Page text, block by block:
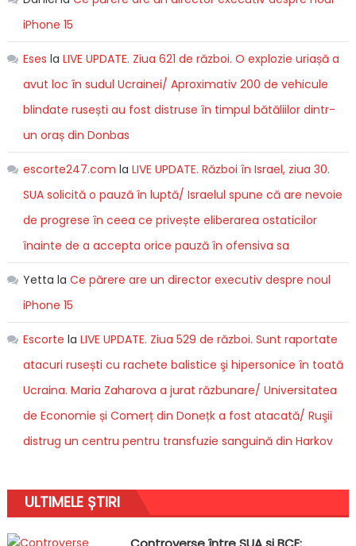
iPhone 15
Eses la LIVE UPDATE. Ziua 621 de război. O explozie uriașă a
avut loc în sudul Ucrainei/ Aproximativ 200 de vehicule
blindate rusești au fost distruse în timpul bătăliilor dintr-
un oraș din Donbas
escorte247.com la LIVE UPDATE. Război în Israel, ziua 30.
SUA solicită o pauză în luptă/ Israelul spune că are nevoie
de progrese în ceea ce privește eliberarea ostaticilor
înainte de a accepta orice pauză în ofensiva sa
Yetta la Ce părere are un director executiv despre noul
iPhone 15
Escorte la LIVE UPDATE. Ziua 529 de război. Sunt raportate
atacuri rusești cu rachete balistice şi hipersonice în toată
Ucraina. Maria Zaharova a jurat răzbunare/ Universitatea
de Economie și Comerț din Donețk a fost atacată/ Ruşii
distrug un centru pentru transfuzie sanguină din Harkov
ULTIMELE ȘTIRI